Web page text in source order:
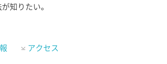
知りたい。
アクセス